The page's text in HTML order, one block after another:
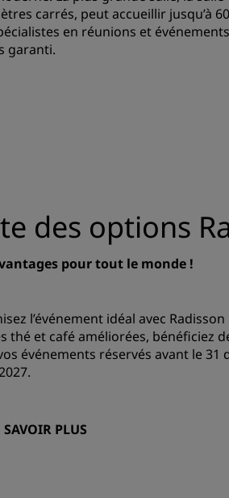
carrés, peut accueillir jusqu’à
en réunions et
garanti.
des options
pour tout le monde !
l’événement idéal avec
thé et café améliorées, bénéficiez
événements réservés avant le 31
SAVOIR PLUS